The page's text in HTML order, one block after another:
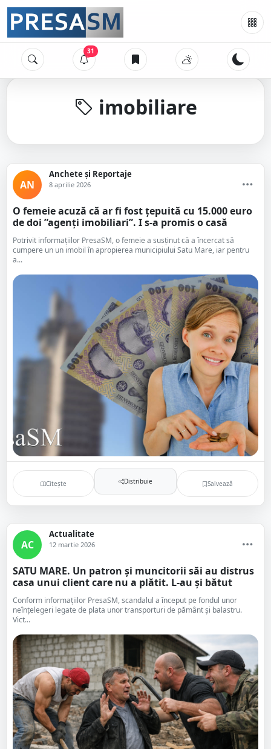
31
imobiliare
AN
Anchete și Reportaje
8 aprilie 2026
O femeie acuză că ar fi fost țepuită cu 15.000 euro
de doi ”agenți imobiliari”. I s-a promis o casă
Potrivit informațiilor PresaSM, o femeie a susținut că a încercat să
cumpere un un imobil în apropierea municipiului Satu Mare, iar pentru
a...
Citește Distribuie Salvează
AC
Actualitate
12 martie 2026
SATU MARE. Un patron și muncitorii săi au distrus
casa unui client care nu a plătit. L-au și bătut
Conform informațiilor PresaSM, scandalul a început pe fondul unor
neînțelegeri legate de plata unor transporturi de pământ și balastru.
Vict...